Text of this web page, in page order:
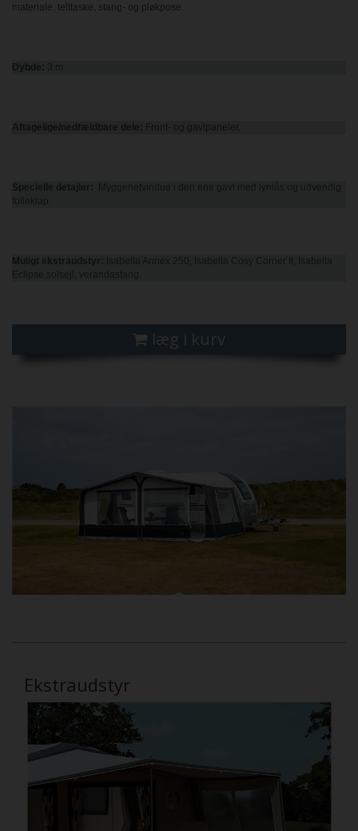
materiale, telttaske, stang- og pløkpose.
Dybde: 3 m
Aftagelige/nedfældbare dele: Front- og gavlpaneler.
Specielle detajler:
Myggenetvindue i den ene gavl med lynlås og udvendig
folieklap.
Muligt ekstraudstyr:
Isabella Annex 250, Isabella Cosy Corner II, Isabella
Eclipse solsejl, verandastang.
læg i kurv
Ekstraudstyr